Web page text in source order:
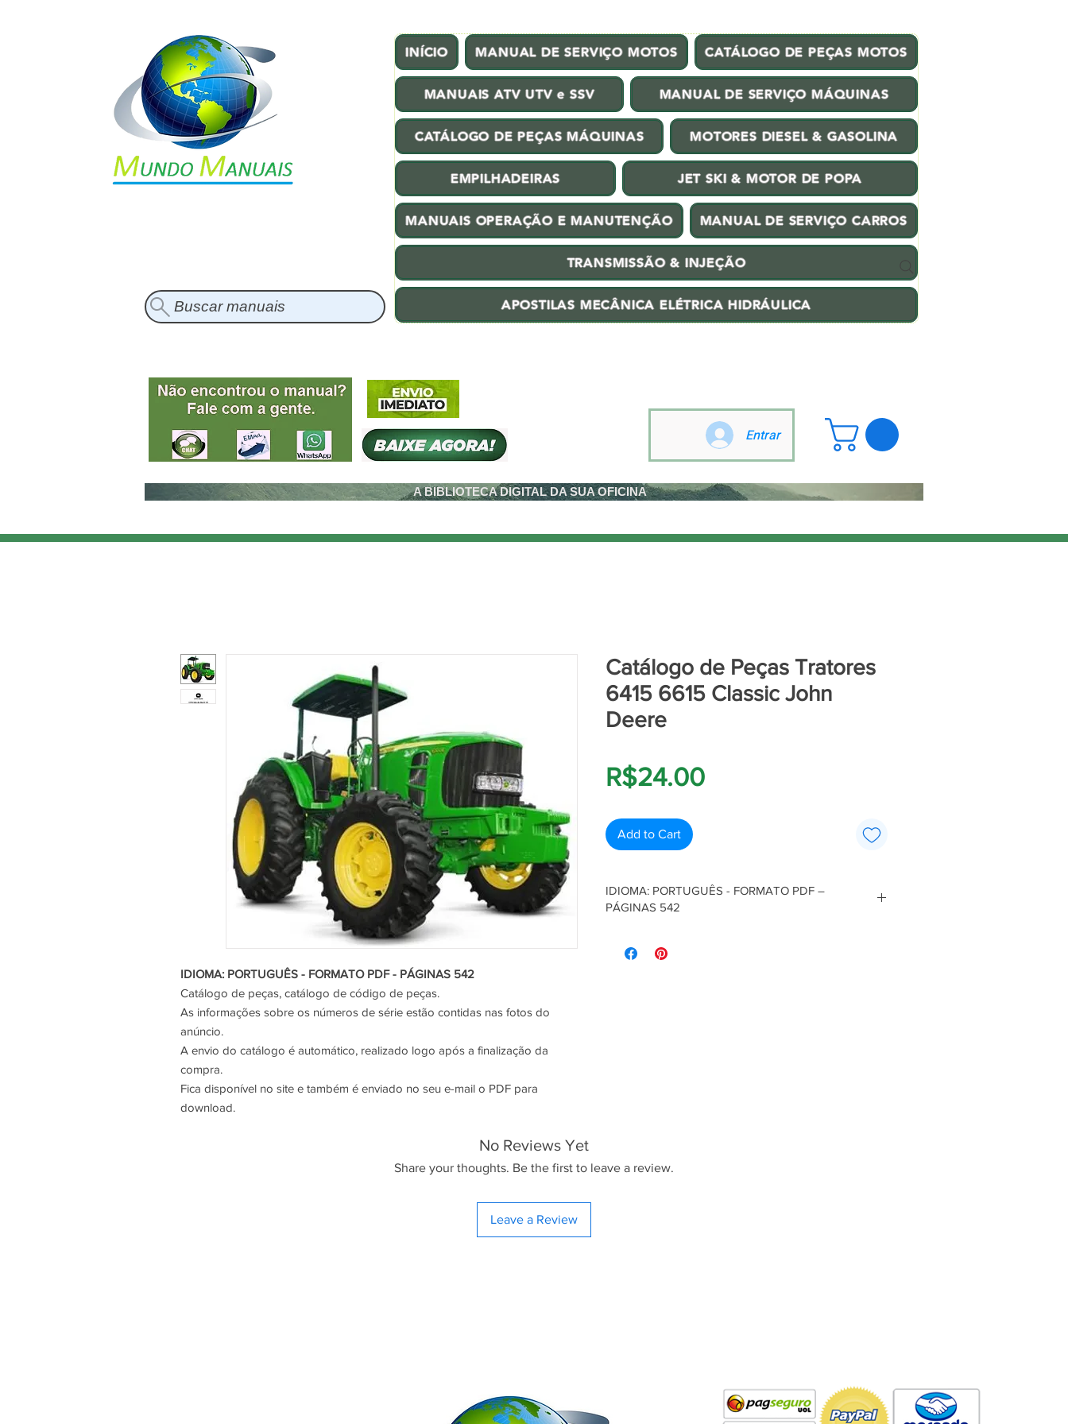
Buscar manuais
INÍCIO MANUAL DE SERVIÇO MOTOS CATÁLOGO DE PEÇAS MOTOS
MANUAIS ATV UTV e SSV MANUAL DE SERVIÇO MÁQUINAS
CATÁLOGO DE PEÇAS MÁQUINAS MOTORES DIESEL & GASOLINA
EMPILHADEIRAS JET SKI & MOTOR DE POPA
MANUAIS OPERAÇÃO E MANUTENÇÃO MANUAL DE SERVIÇO CARROS
TRANSMISSÃO & INJEÇÃO
APOSTILAS MECÂNICA ELÉTRICA HIDRÁULICA
Entrar
A BIBLIOTECA DIGITAL DA SUA OFICINA
IDIOMA: PORTUGUÊS - FORMATO PDF - PÁGINAS 542
Catálogo de peças, catálogo de código de peças.
As informações sobre os números de série estão contidas nas fotos do
anúncio.
A envio do catálogo é automático, realizado logo após a finalização da
compra.
Fica disponível no site e também é enviado no seu e-mail o PDF para
download.
Catálogo de Peças Tratores
6415 6615 Classic John
Deere
R$24.00Price
Add to Cart
IDIOMA: PORTUGUÊS - FORMATO PDF –
PÁGINAS 542
As informações sobre os números de série estão
No Reviews Yet
Share your thoughts. Be the first to leave a review.
Leave a Review